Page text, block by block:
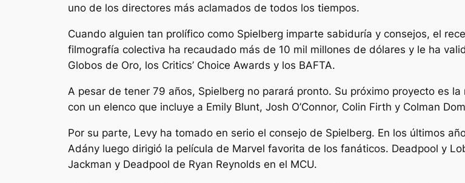
uno de los directores más aclamados de todos los tiempos.
Cuando alguien tan prolífico como Spielberg imparte sabiduría y consejos, el
filmografía colectiva ha recaudado más de 10 mil millones de dólares y le ha
Globos de Oro, los Critics’ Choice Awards y los BAFTA.
A pesar de tener 79 años, Spielberg no parará pronto. Su próximo proyecto es
con un elenco que incluye a Emily Blunt, Josh O’Connor, Colin Firth y Colman
Por su parte, Levy ha tomado en serio el consejo de Spielberg. En los últimos
Adány luego dirigió la película de Marvel favorita de los fanáticos. Deadpool y
Jackman y Deadpool de Ryan Reynolds en el MCU.